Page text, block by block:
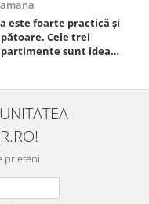
este foarte practică și
Cele trei
sunt ideale
sigură, fără scurgeri. O
aproape zilnic la
și sunt foarte
prieteni